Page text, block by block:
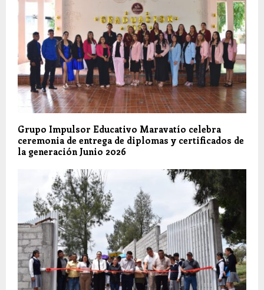
Grupo Impulsor Educativo Maravatío celebra
ceremonia de entrega de diplomas y certificados de
la generación Junio 2026